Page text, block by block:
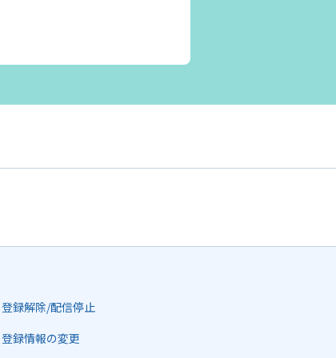
登録解除/配信停止
登録情報の変更